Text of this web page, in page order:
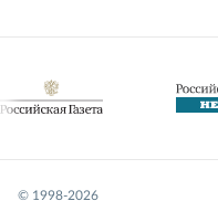
© 1998-2026